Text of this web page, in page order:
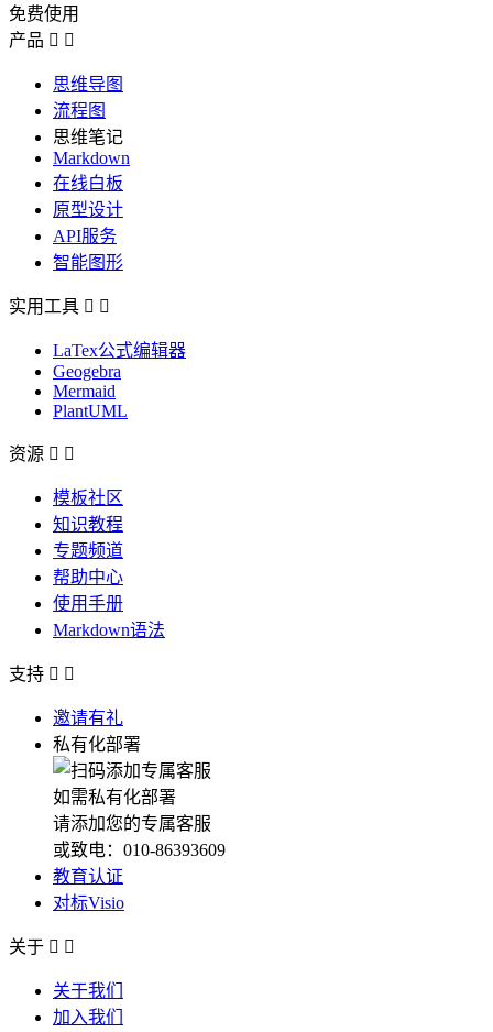
免费使用
产品  
思维导图
流程图
思维笔记
Markdown
在线白板
原型设计
API服务
智能图形
实用工具  
LaTex公式编辑器
Geogebra
Mermaid
PlantUML
资源  
模板社区
知识教程
专题频道
帮助中心
使用手册
Markdown语法
支持  
邀请有礼
私有化部署
如需私有化部署
请添加您的专属客服
或致电：010-86393609
教育认证
对标Visio
关于  
关于我们
加入我们